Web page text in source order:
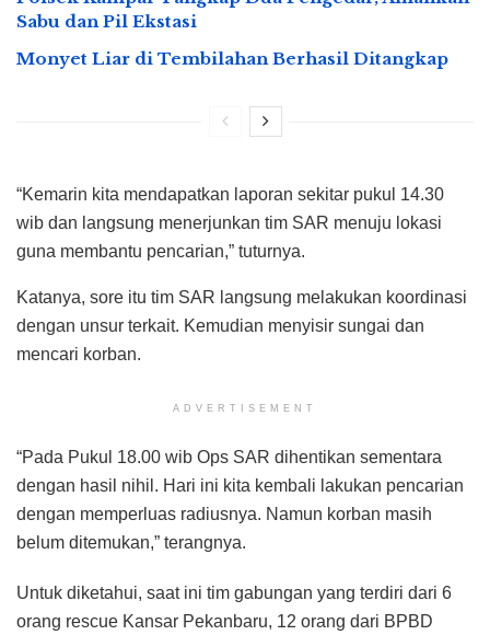
Sabu dan Pil Ekstasi
Monyet Liar di Tembilahan Berhasil Ditangkap
“Kemarin kita mendapatkan laporan sekitar pukul 14.30
wib dan langsung menerjunkan tim SAR menuju lokasi
guna membantu pencarian,” tuturnya.
Katanya, sore itu tim SAR langsung melakukan koordinasi
dengan unsur terkait. Kemudian menyisir sungai dan
mencari korban.
ADVERTISEMENT
“Pada Pukul 18.00 wib Ops SAR dihentikan sementara
dengan hasil nihil. Hari ini kita kembali lakukan pencarian
dengan memperluas radiusnya. Namun korban masih
belum ditemukan,” terangnya.
Untuk diketahui, saat ini tim gabungan yang terdiri dari 6
orang rescue Kansar Pekanbaru, 12 orang dari BPBD